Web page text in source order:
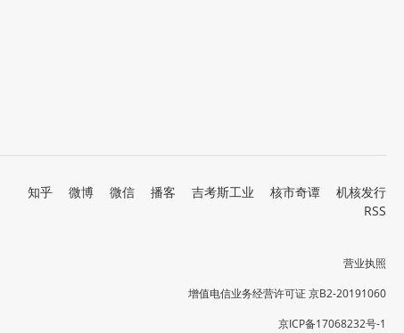
知乎 微博 微信 播客 吉考斯工业 核市奇谭
机核发行
RSS
营业执照
增值电信业务经营许可证 京B2-20191060
京ICP备17068232号-1